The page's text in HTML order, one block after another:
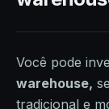
Você pode
warehouse,
tradicional e